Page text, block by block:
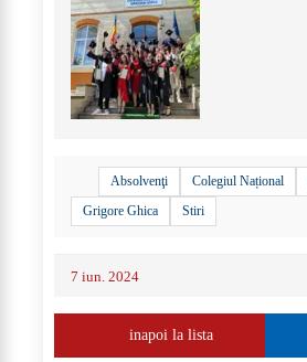
Absolvenţi Colegiul Național
Grigore Ghica
Stiri
7 iun. 2024
inapoi la lista